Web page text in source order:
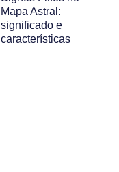
Mapa Astral:
significado e
características